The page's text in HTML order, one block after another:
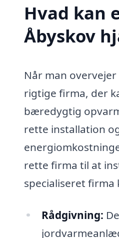
Hvad kan
Åbyskov
Når man
rigtige firma, der
bæredygtig
rette installation
rette firma til at
specialiseret
Rådgivning: